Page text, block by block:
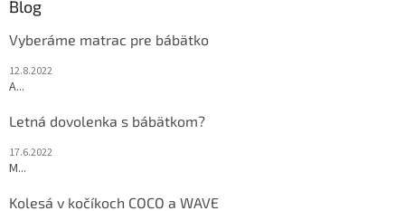
Blog
Vyberáme matrac pre bábätko
12.8.2022
A...
Letná dovolenka s bábätkom?
17.6.2022
M...
Kolesá v kočíkoch COCO a WAVE